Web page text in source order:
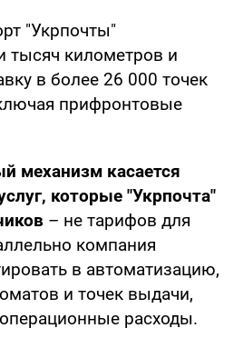
"Укрпочты"
тысяч километров и
в более 26 000 точек
прифронтовые
механизм касается
которые "Укрпочта"
– не тарифов для
компания
в автоматизацию,
и точек выдачи,
расходы.